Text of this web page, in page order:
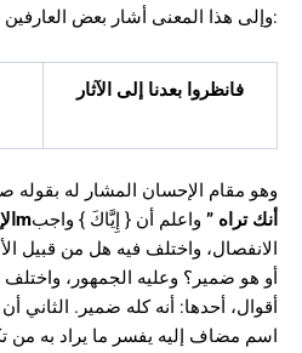
وإلى هذا المعنى أشار بعض العارفين بقوله:
فانظروا بعدنا إلى الآثار
وهو مقام الإحسان المشار له بقوله
m أنك تراه ” واعلم أن { إِيَّاكَ } واجب
الانفصال، واختلف فيه هل من قبيل
أو هو ضمير؟ وعليه الجمهور، واختلف
أقوال، أحدها: أنه كله ضمير. الثاني
اسم مضاف إليه يفسر ما يراد به من